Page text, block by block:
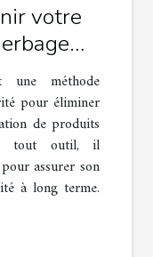
votre
une méthode
pour éliminer
de produits
tout outil, il
assurer son
à long terme.